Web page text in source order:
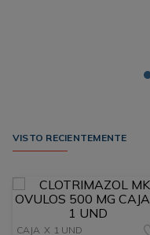
VISTO RECIENTEMENTE
CAJA X 1 UND